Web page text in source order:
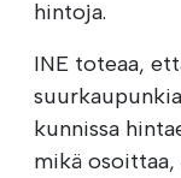
hintoja.
INE toteaa,
kunnissa
mikä